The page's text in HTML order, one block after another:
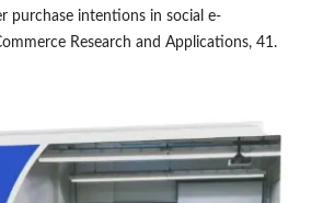
purchase intentions in social e-
Research and Applications, 41.